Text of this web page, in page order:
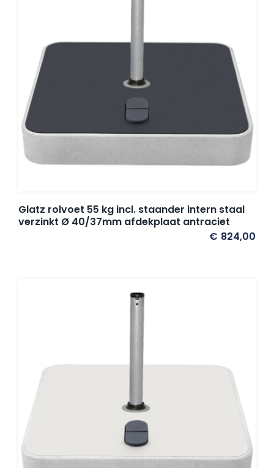
Glatz rolvoet 55 kg incl. staander intern staal
verzinkt Ø 40/37mm afdekplaat antraciet
€ 824,00